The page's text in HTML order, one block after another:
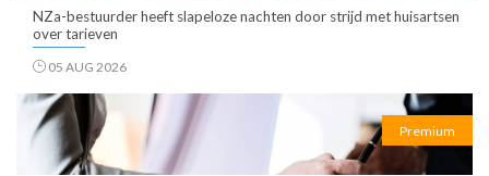
NZa-bestuurder heeft slapeloze nachten door strijd met huisartsen
over tarieven
05 AUG 2026
Premium